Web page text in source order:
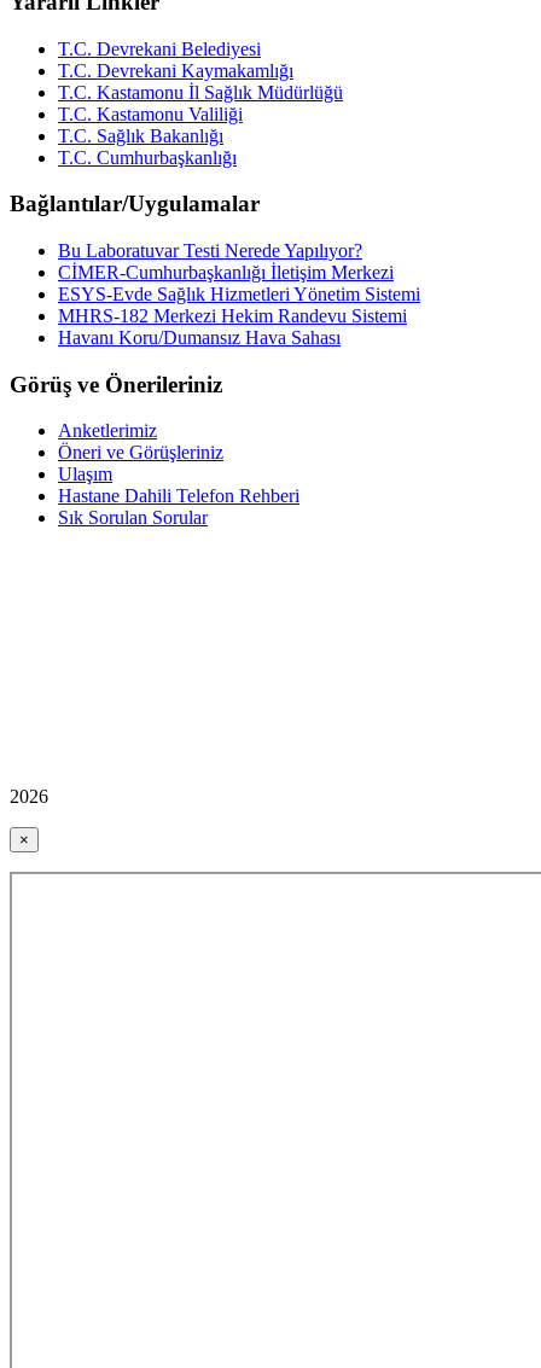
T.C. Devrekani Belediyesi
T.C. Devrekani Kaymakamlığı
T.C. Kastamonu İl Sağlık Müdürlüğü
T.C. Kastamonu Valiliği
T.C. Sağlık Bakanlığı
T.C. Cumhurbaşkanlığı
Bağlantılar/Uygulamalar
Bu Laboratuvar Testi Nerede Yapılıyor?
CİMER-Cumhurbaşkanlığı İletişim Merkezi
ESYS-Evde Sağlık Hizmetleri Yönetim Sistemi
MHRS-182 Merkezi Hekim Randevu Sistemi
Havanı Koru/Dumansız Hava Sahası
Görüş ve Önerileriniz
Anketlerimiz
Öneri ve Görüşleriniz
Ulaşım
Hastane Dahili Telefon Rehberi
Sık Sorulan Sorular
2026
×